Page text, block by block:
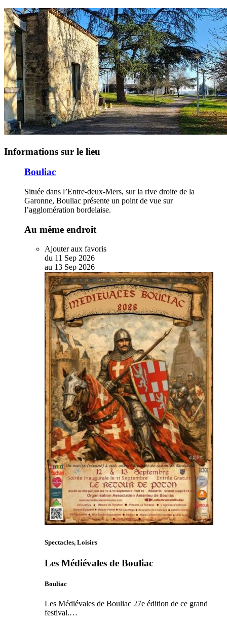
Informations sur le lieu
Bouliac
Située dans l’Entre-deux-Mers, sur la rive droite de la
Garonne, Bouliac présente un point de vue sur
l’agglomération bordelaise.
Au même endroit
Ajouter aux favoris
du 11 Sep 2026
au 13 Sep 2026
Spectacles, Loisirs
Les Médiévales de Bouliac
Bouliac
Les Médiévales de Bouliac 27e édition de ce grand
festival.…